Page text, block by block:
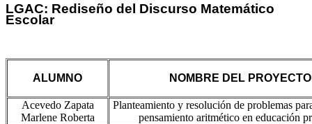
LGAC: Rediseño del Discurso Matemático
Escolar
ALUMNO NOMBRE DEL PROYECTO
Acevedo Zapata
Marlene Roberta
Planteamiento y resolución de problemas
pensamiento aritmético en educación